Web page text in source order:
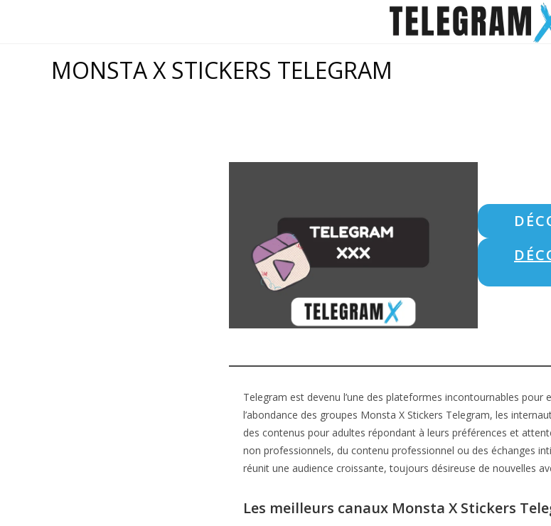
MONSTA X STICKERS TELEGRAM
Telegram est devenu l’une des plateformes incontournables pour
l’abondance des groupes Monsta X Stickers Telegram, les
des contenus pour adultes répondant à leurs préférences et
non professionnels, du contenu professionnel ou des échanges
réunit une audience croissante, toujours désireuse de nouvelles
Les meilleurs canaux Monsta X Stickers